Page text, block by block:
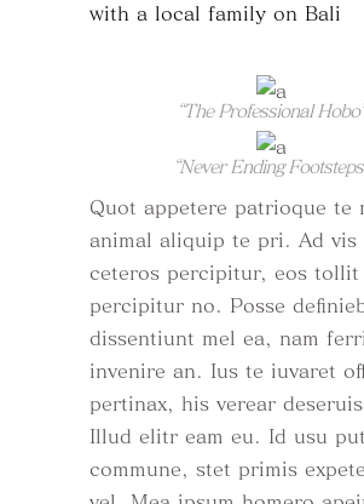
with a local family on Bali
“The Professional Hobo”
“Never Ending
Quot appetere patrioque te
animal aliquip te pri. Ad vis
ceteros percipitur, eos tollit
percipitur no. Posse
dissentiunt mel ea, nam
invenire an. Ius te iuvaret
pertinax, his verear
Illud elitr eam eu. Id usu
commune, stet primis